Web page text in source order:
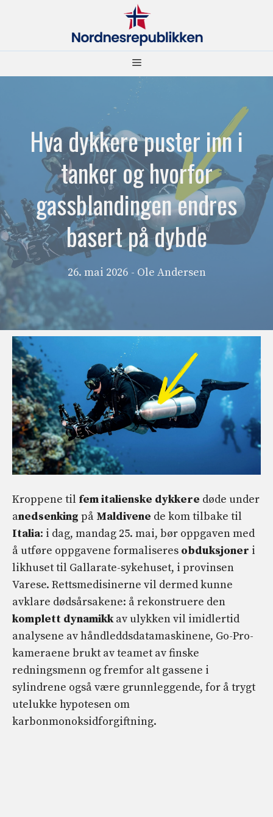
Meny
Hva dykkere puster inn i
tanker og hvorfor
gassblandingen endres
basert på dybde
26. mai 2026 - Ole Andersen
Kroppene til fem italienske dykkere døde under
anedsenking på Maldivene de kom tilbake til
Italia: i dag, mandag 25. mai, bør oppgaven med
å utføre oppgavene formaliseres obduksjoner i
likhuset til Gallarate-sykehuset, i provinsen
Varese. Rettsmedisinerne vil dermed kunne
avklare dødsårsakene: å rekonstruere den
komplett dynamikkav ulykken vil imidlertid
analysene av håndleddsdatamaskinene, Go-Pro-
kameraene brukt av teamet av finske
redningsmenn og fremfor alt gassene i
sylindrene også være grunnleggende, for å trygt
utelukke hypotesen om
karbonmonoksidforgiftning.